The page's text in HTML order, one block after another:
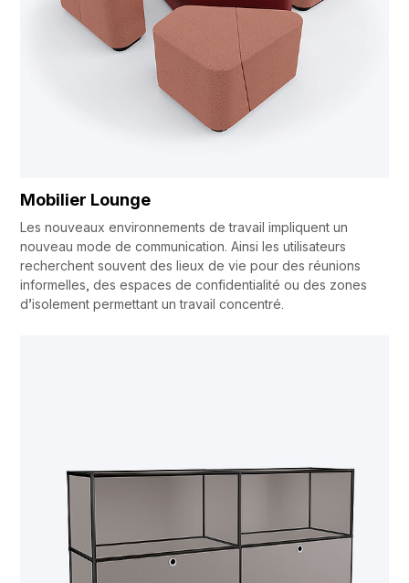
Mobilier Lounge
Les nouveaux environnements de travail impliquent un
nouveau mode de communication. Ainsi les utilisateurs
recherchent souvent des lieux de vie pour des réunions
informelles, des espaces de confidentialité ou des zones
d’isolement permettant un travail concentré.